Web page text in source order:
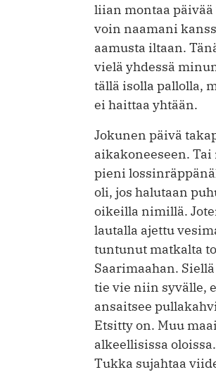
liian montaa päivää
voin naamani
aamusta iltaan.
vielä yhdessä
tällä isolla pallolla,
ei haittaa yhtään.
Jokunen päivä
aikakoneeseen.
pieni
oli, jos halutaan
oikeilla nimillä.
lautalla ajettu
tuntunut matkalta
Saarimaahan.
tie vie niin syvälle,
ansaitsee
Etsitty on. Muu
alkeellisissa
Tukka sujahtaa